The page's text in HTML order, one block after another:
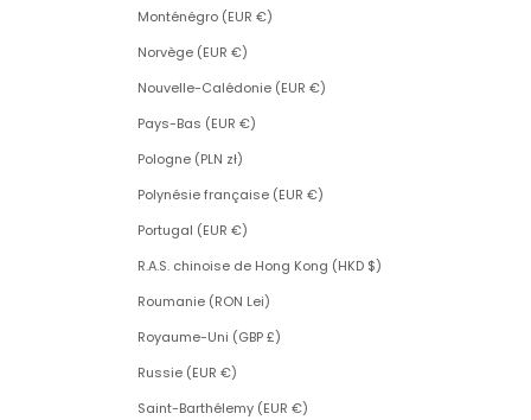
Monténégro (EUR €)
Norvège (EUR €)
Nouvelle-Calédonie (EUR €)
Pays-Bas (EUR €)
Pologne (PLN zł)
Polynésie française (EUR €)
Portugal (EUR €)
R.A.S. chinoise de Hong Kong (HKD $)
Roumanie (RON Lei)
Royaume-Uni (GBP £)
Russie (EUR €)
Saint-Barthélemy (EUR €)